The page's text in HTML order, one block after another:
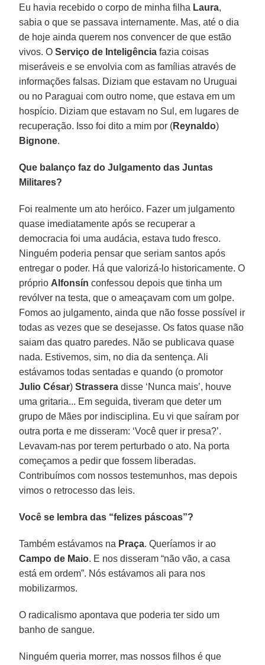
Eu havia recebido o corpo de minha filha Laura,
sabia o que se passava internamente. Mas, até o dia
de hoje ainda querem nos convencer de que estão
vivos. OServiço de Inteligência fazia coisas
miseráveis e se envolvia com as famílias através de
informações falsas. Diziam que estavam no Uruguai
ou no Paraguai com outro nome, que estava em um
hospício. Diziam que estavam no Sul, em lugares de
recuperação. Isso foi dito a mim por (Reynaldo)
Bignone.
Que balanço faz do Julgamento das Juntas
Militares?
Foi realmente um ato heróico. Fazer um julgamento
quase imediatamente após se recuperar a
democracia foi uma audácia, estava tudo fresco.
Ninguém poderia pensar que seriam santos após
entregar o poder. Há que valorizá-lo historicamente. O
próprio Alfonsín confessou depois que tinha um
revólver na testa, que o ameaçavam com um golpe.
Fomos ao julgamento, ainda que não fosse possível ir
todas as vezes que se desejasse. Os fatos quase não
saiam das quatro paredes. Não se publicava quase
nada. Estivemos, sim, no dia da sentença. Ali
estávamos todas sentadas e quando (o promotor
Julio César)Strassera disse ‘Nunca mais’, houve
uma gritaria... Em seguida, tiveram que deter um
grupo de Mães por indisciplina. Eu vi que saíram por
outra porta e me disseram: ‘Você quer ir presa?’.
Levavam-nas por terem perturbado o ato. Na porta
começamos a pedir que fossem liberadas.
Contribuímos com nossos testemunhos, mas depois
vimos o retrocesso das leis.
Você se lembra das “felizes páscoas”?
Também estávamos na Praça. Queríamos ir ao
Campo de Maio. E nos disseram “não vão, a casa
está em ordem”. Nós estávamos ali para nos
mobilizarmos.
O radicalismo apontava que poderia ter sido um
banho de sangue.
Ninguém queria morrer, mas nossos filhos é que